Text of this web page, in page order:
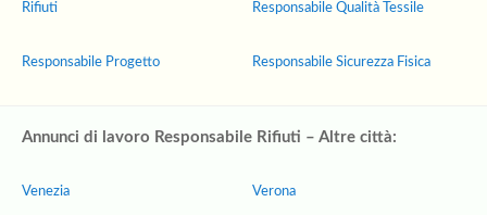
Rifiuti
Responsabile Progetto
Responsabile Qualità Tessile
Responsabile Sicurezza Fisica
Annunci di lavoro Responsabile Rifiuti – Altre città:
Venezia Verona